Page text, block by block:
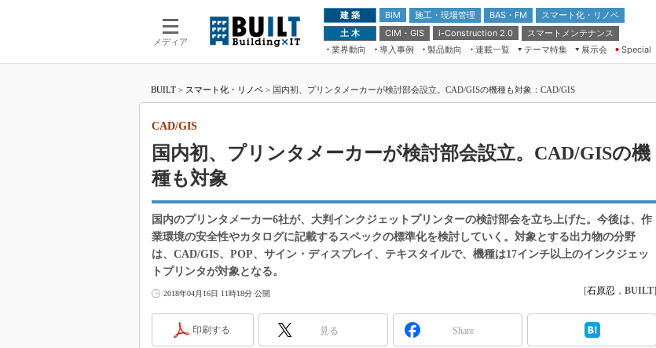
メディア
建 築 BIM 施工・現場管理 BAS・FM
スマート化・リノベ
土 木
CIM・GIS i-Construction 2.0
スマートメンテナンス
業界動向
導入事例 製品動向 連載一覧
テーマ特集
ドローンがもたらす建設業界の“ゲー
ムチェンジ” Ver.2.0
“Society5.0”時代のスマートビル
展示会
第8回 国際 建設・測量展
築・土木・不動産の先端技術展－
メンテナンス・レジリエンスOSAKA
日本 ものづくりワールド 2020
メンテナンス・レジリエンスTOKYO
Special
BUILT > スマート化・リノベ > 国内初、プリンタメーカーが検討部会設立。CAD/GISの機種も対象：CAD/GIS
国内初、プリンタメーカーが検討部会設立。CAD/GISの機
種も対象
CAD/GIS
国内のプリンタメーカー6社が、大判インクジェットプリンターの検討部会を立ち上げた。今後は、作
業環境の安全性やカタログに記載するスペックの標準化を検討していく。対象とする出力物の分野
は、CAD/GIS、POP、サイン・ディスプレイ、テキスタイルで、機種は17インチ以上のインクジェッ
トプリンタが対象となる。
2018年04月16日 11時18分 公開 [石原忍 ， BUILT]
印刷する 見る Share